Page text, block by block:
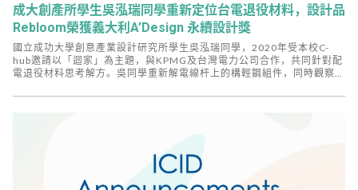
成大創產所學生吳泓瑞同學重新定位台電退役材料，設計品
Rebloom榮獲義大利A’Design 永續設計獎
國立成功大學創意產業設計研究所學生吳泓瑞同學，2020年受本校C-
hub邀請以「迴家」為主題，與KPMG及台灣電力公司合作，共同針對配
電退役材料思考解方。吳同學重新解電線杆上的構輕鋼組件，同時觀察台
種新的模組解方：Rebloom。